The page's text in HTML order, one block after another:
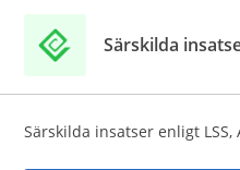
Särskilda
Särskilda insatser enligt LSS,